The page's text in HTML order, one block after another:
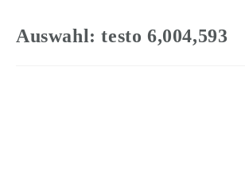
Auswahl: testo 6,004,593